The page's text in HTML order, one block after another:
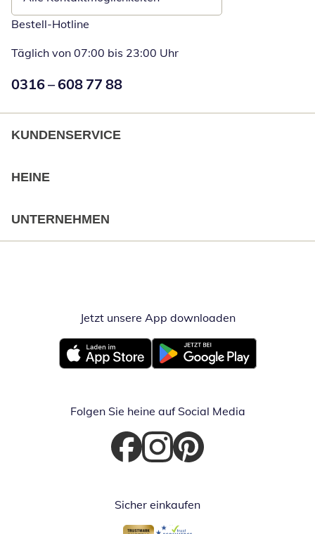
Bestell-Hotline
Täglich von 07:00 bis 23:00 Uhr
Numéro de téléphone:
0316 – 608 77 88
KUNDENSERVICE
HEINE
UNTERNEHMEN
Jetzt unsere App downloadenÖffnet in
Öffnet in neuem FensterÖffnet in neuem Fenster
Folgen Sie heine auf Social Media
Öffnet in neuem Fenster
Öffnet in neuem Fenster
Öffnet in neuem Fenster
Sicher einkaufen